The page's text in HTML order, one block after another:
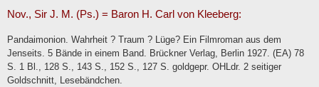
Abbreviations
Contact
Terms
Withdrawal
Nov., Sir J. M. (Ps.) = Baron H. Carl von Kleeberg:
Pandaimonion. Wahrheit ? Traum ? Lüge? Ein Filmroman aus dem
Jenseits. 5 Bände in einem Band. Brückner Verlag, Berlin 1927. (EA) 78
S. 1 Bl., 128 S., 143 S., 152 S., 127 S. goldgepr. OHLdr. 2 seitiger
Goldschnitt, Lesebändchen.